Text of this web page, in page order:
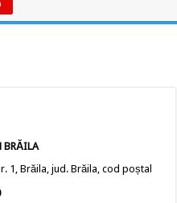
BRĂILA
1, Brăila, jud. Brăila, cod poștal